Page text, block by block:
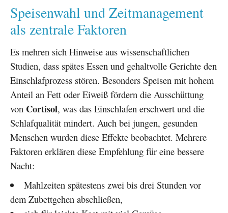
Speisenwahl und Zeitmanagement
als zentrale Faktoren
Es mehren sich Hinweise aus wissenschaftlichen
Studien, dass spätes Essen und gehaltvolle Gerichte den
Einschlafprozess stören. Besonders Speisen mit hohem
Anteil an Fett oder Eiweiß fördern die Ausschüttung
von Cortisol, was das Einschlafen erschwert und die
Schlafqualität mindert. Auch bei jungen, gesunden
Menschen wurden diese Effekte beobachtet. Mehrere
Faktoren erklären diese Empfehlung für eine bessere
Nacht:
Mahlzeiten spätestens zwei bis drei Stunden vor
dem Zubettgehen abschließen,